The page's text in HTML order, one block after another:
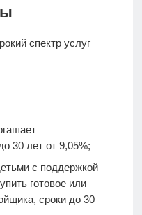
спектр услуг
30 лет от 9,05%;
с поддержкой
готовое или
сроки до 30